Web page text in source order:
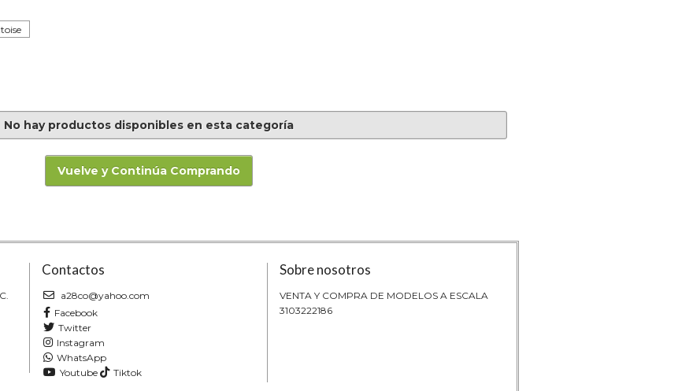
No hay productos disponibles en esta categoría
Vuelve y Continúa Comprando
Contactos
a28co@yahoo.com
Facebook
Twitter
Instagram
WhatsApp
Youtube
Tiktok
Sobre nosotros
VENTA Y COMPRA DE MODELOS A ESCALA
3103222186